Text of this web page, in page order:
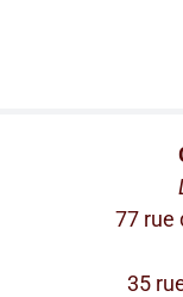
77 rue
35